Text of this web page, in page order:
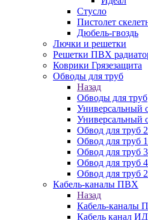
Стусло
Пистолет
Дюбель-гвоздь
Лючки и решетки
Решетки ПВХ
Коврики Грязезащита
Обводы для труб
Назад
Обводы для труб
Универсальный
Универсальный
Обвод для труб
Обвод для труб
Обвод для труб
Обвод для труб
Обвод для труб
Кабель-каналы ПВХ
Назад
Кабель-каналы
Кабель канал